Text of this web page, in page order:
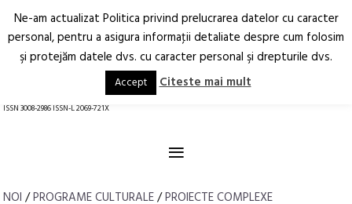
Arhitectură.
Oraș.
RO EN
ISSN 3008-2986 ISSN-L 2069-721X
≡
NOI /PROGRAME CULTURALE/PROIECTE COMPLEXE
Ne-am actualizat Politica privind prelucrarea datelor cu caracter
personal, pentru a asigura informaţii detaliate despre cum folosim
şi protejăm datele dvs. cu caracter personal şi drepturile dvs.
Accept Citeste mai mult